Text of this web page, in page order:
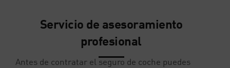
Servicio de asesoramiento
profesional
Antes de contratar el seguro de coche puedes